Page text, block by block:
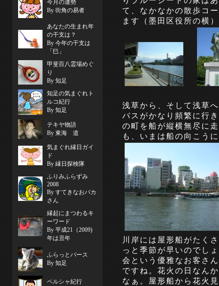
て、なかなかの散歩コ
ます（墨田区役所の横
浅草から、そして浅草
バスがかなり頻繁に行
の町を船が縦横無尽に
も、いまは船の向こう
川岸には屋形船がたく
っと季節が早いのでし
会という優雅なお客さ
ですね。花火の日なん
なぁ。屋形船から花火
今月の運勢
By 街角の易者
あなたの生まれ年
の干支は？
By 今年の干支は
「巳」
甲斐百八霊場めぐ
り
By 知足
知足の気まぐれト
ルコ紀行
By 知足
テキヤ物語
By 東海 道
気まぐれ縁日ガイ
ド
By 縁日探検隊
ふりみふらずみ
2008
By すてきなおバカ
さん
縁起にまつわるキ
ーワード
By 平成21（2009)
年は丑年
ふらっとパース
By 知足
ペルシャ紀行